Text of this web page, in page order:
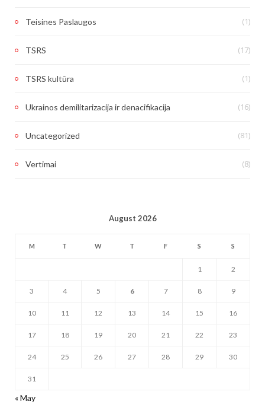
Teisines Paslaugos (1)
TSRS (17)
TSRS kultūra (1)
Ukrainos demilitarizacija ir denacifikacija (16)
Uncategorized (81)
Vertimai (8)
August 2026
M T W T F S S
1 2
3 4 5 6 7 8 9
10 11 12 13 14 15 16
17 18 19 20 21 22 23
24 25 26 27 28 29 30
31
« May